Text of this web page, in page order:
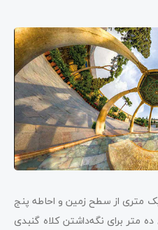
یک متری از سطح زمین و احاطه پنج
متر برای نگه‌داشتن کلاه گنبدی